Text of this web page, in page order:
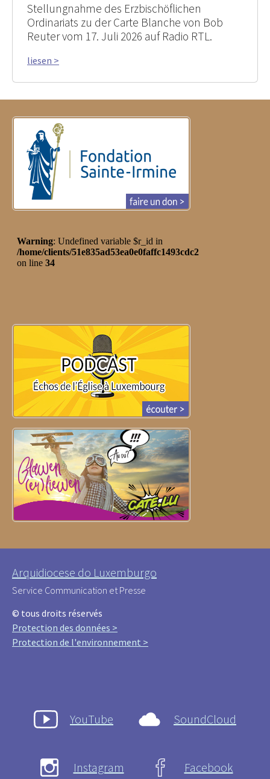
Stellungnahme des Erzbischöflichen
Ordinariats zu der Carte Blanche von Bob
Reuter vom 17. Juli 2026 auf Radio RTL.
liesen >
Arquidiocese do Luxemburgo
Service Communication et Presse
© tous droits réservés
Protection des données >
Protection de l'environnement >
YouTube SoundCloud
Instagram Facebook